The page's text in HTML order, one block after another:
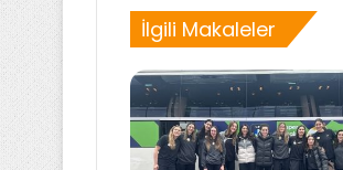
İlgili Makaleler